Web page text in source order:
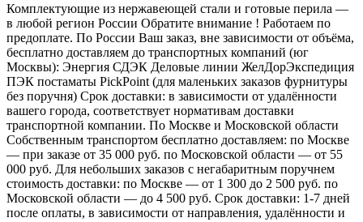
Комплектующие из нержавеющей стали и готовые перила —
в любой регион России Обратите внимание ! Работаем по
предоплате. По России Ваш заказ, вне зависимости от объёма,
бесплатно доставляем до транспортных компаний (юг
Москвы): Энергия СДЭК Деловые линии ЖелДорЭкспедиция
ПЭК постаматы PickPoint (для маленьких заказов фурнитуры
без поручня) Срок доставки: в зависимости от удалённости
вашего города, соответствует нормативам доставки
транспортной компании. По Москве и Московской области
Собственным транспортом бесплатно доставляем: по Москве
— при заказе от 35 000 руб. по Московской области — от 55
000 руб. Для небольших заказов с негабаритным поручнем
стоимость доставки: по Москве — от 1 300 до 2 500 руб. по
Московской области — до 4 500 руб. Срок доставки: 1-7 дней
после оплаты, в зависимости от направления, удалённости и